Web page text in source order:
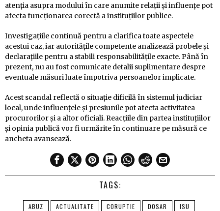
atenția asupra modului în care anumite relații și influențe pot
afecta funcționarea corectă a instituțiilor publice.
Investigațiile continuă pentru a clarifica toate aspectele
acestui caz, iar autoritățile competente analizează probele și
declarațiile pentru a stabili responsabilitățile exacte. Până în
prezent, nu au fost comunicate detalii suplimentare despre
eventuale măsuri luate împotriva persoanelor implicate.
Acest scandal reflectă o situație dificilă în sistemul judiciar
local, unde influențele și presiunile pot afecta activitatea
procurorilor și a altor oficiali. Reacțiile din partea instituțiilor
și opinia publică vor fi urmărite în continuare pe măsură ce
ancheta avansează.
TAGS:
ABUZ ACTUALITATE CORUPTIE DOSAR
ISU